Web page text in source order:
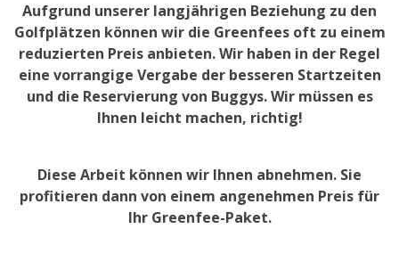
Aufgrund unserer langjährigen Beziehung zu den
Golfplätzen können wir die Greenfees oft zu einem
reduzierten Preis anbieten. Wir haben in der Regel
eine vorrangige Vergabe der besseren Startzeiten
und die Reservierung von Buggys. Wir müssen es
Ihnen leicht machen, richtig!
Diese Arbeit können wir Ihnen abnehmen. Sie
profitieren dann von einem angenehmen Preis für
Ihr Greenfee-Paket.